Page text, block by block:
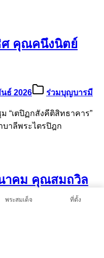
คุณคนึงนิตย์
ธ์ 2026 ร่วมบุญบารมี
“เตปิฏกสังคีติสิทธาคาร”
บาลีพระไตรปิฎก
าคม คุณสมถวิล
พระสมเด็จ ที่ตั้ง